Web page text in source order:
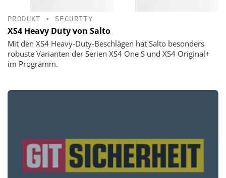
PRODUKT • SECURITY
XS4 Heavy Duty von Salto
Mit den XS4 Heavy-Duty-Beschlägen hat Salto besonders
robuste Varianten der Serien XS4 One S und XS4 Original+
im Programm.